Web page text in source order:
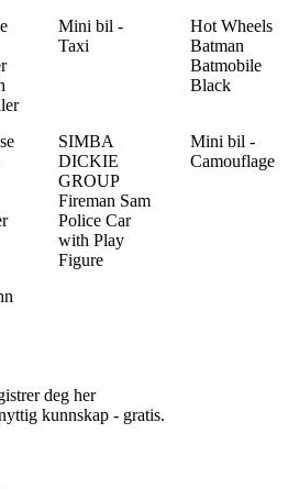
Mini bil -
Taxi
Hot Wheels
Batman
Batmobile
Black
SIMBA
DICKIE
GROUP
Fireman Sam
Police Car
with Play
Figure
Mini bil -
Camouflage
deg her
kunnskap - gratis.